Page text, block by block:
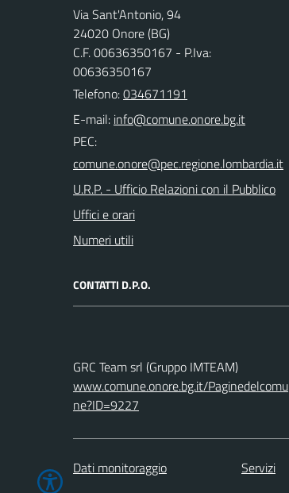
Via Sant'Antonio, 94
24020 Onore (BG)
C.F. 00636350167 - P.Iva:
00636350167
Telefono:034671191
E-mail:
PEC:
U.R.P. - Ufficio Relazioni con il Pubblico
Uffici e orari
Numeri utili
CONTATTI D.P.O.
GRC Team srl (Gruppo IMTEAM)
www.comune.onore.bg.it/Paginedelcomu
ne?ID=9227
Dati monitoraggio Servizi